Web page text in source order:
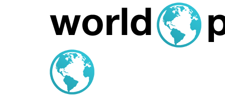
MARIUSZ ŁAMAGA 04.10.2025
Przepis na ogórki
małosolne – chrupiące i